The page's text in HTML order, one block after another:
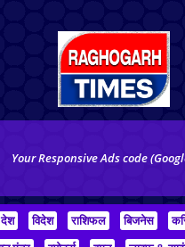
Your Responsive Ads code
देश विदेश राशिफल बिजनेस